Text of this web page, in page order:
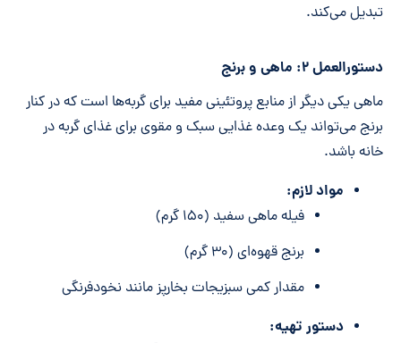
تبدیل می‌کند.
دستورالعمل ۲: ماهی و برنج
ماهی یکی دیگر از منابع پروتئینی مفید برای گربه‌ها است که در کنار
برنج می‌تواند یک وعده غذایی سبک و مقوی برای غذای گربه در
خانه باشد.
مواد لازم:
فیله ماهی سفید (۱۵۰ گرم)
برنج قهوه‌ای (۳۰ گرم)
مقدار کمی سبزیجات بخارپز مانند نخودفرنگی
دستور تهیه: